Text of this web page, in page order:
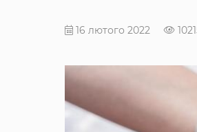
16 лютого 2022